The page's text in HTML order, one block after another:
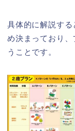
具体的に解説す
め決まっており
うことです。